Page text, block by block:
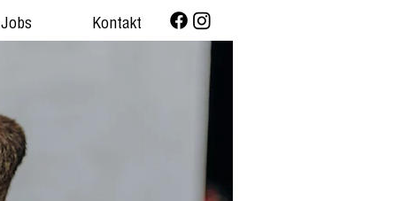
Jobs Kontakt